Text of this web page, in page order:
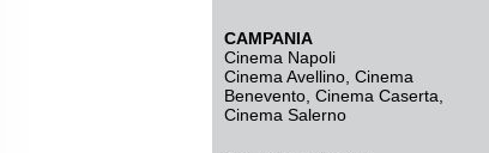
CAMPANIA
Cinema Napoli
Cinema Avellino Cinema
Benevento Cinema Caserta
Cinema Salerno